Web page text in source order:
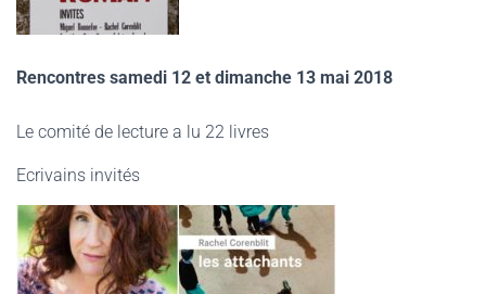
Rencontres samedi 12 et dimanche 13 mai 2018
Le comité de lecture a lu 22 livres
Ecrivains invités